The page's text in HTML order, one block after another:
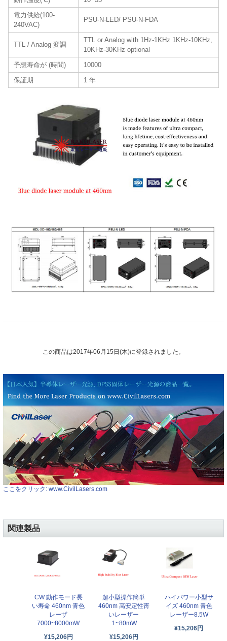
電力供給(100-
240VAC)
PSU-N-LED/ PSU-N-FDA
TTL / Analog 変調
TTL or Analog with 1Hz-1KHz 1KHz-10KHz,
10KHz-30KHz optional
予想寿命が (時間)
10000
保証期
1 年
この商品は2017年06月15日(木)に登録されました。
ここをクリック: www.CivilLasers.com
関連製品
CW 動作モード長
い寿命 460nm 青色
レーザ
7000~8000mW
¥15,206円
超小型操作簡単
460nm 高安定性靑
いレーザー
1~80mW
¥15,206円
ハイパワー小型サ
イズ 460nm 青色
レーザー8.5W
¥15,206円